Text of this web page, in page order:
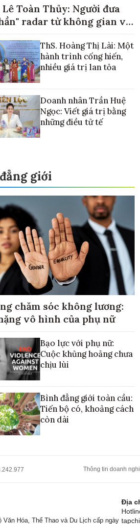
Lê Toàn Thủy: Người đưa
radar từ không gian về
ThS. Hoàng Thị Lài: Một
hành trình cống hiến,
nhiều giá trị lan tỏa
Doanh nhân Trần Huệ
Ngọc: Viết giá trị bằng
những điều tử tế
giới
chăm sóc không lương:
vô hình của phụ nữ
Bạo lực với phụ nữ:
Cuộc khủng hoảng chưa
chịu lùi
Bình đẳng giới toàn cầu:
Tiến bộ có, khoảng cách
còn dài
Thông tin doanh
Hóa, Thể Thao và Du Lịch cấp ngày
Địa